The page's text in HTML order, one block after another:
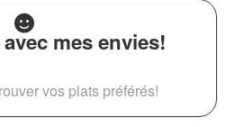
mes envies!
vos plats préférés!